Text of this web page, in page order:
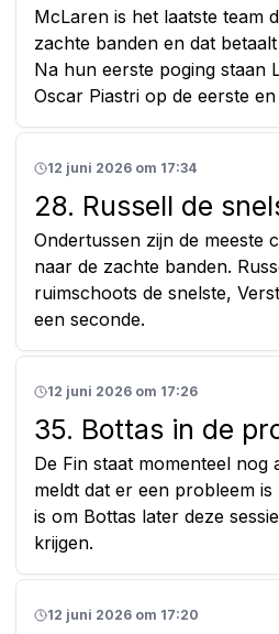
McLaren is het laatste team
zachte banden en dat
Na hun eerste poging staan
Oscar Piastri op de eerste
12 juni 2026 om 17:34
28. Russell de
Ondertussen zijn de meeste
naar de zachte banden.
ruimschoots de snelste,
een seconde.
12 juni 2026 om 17:26
35. Bottas in de
De Fin staat momenteel nog
meldt dat er een probleem
is om Bottas later deze
krijgen.
12 juni 2026 om 17:20